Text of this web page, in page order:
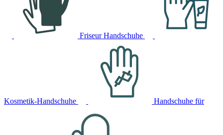
Friseur Handschuhe
Kosmetik-Handschuhe Handschuhe für